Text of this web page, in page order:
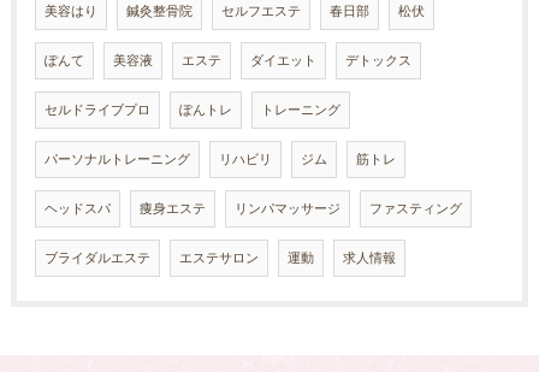
美容はり 鍼灸整骨院 セルフエステ 春日部 松伏
ぽんて 美容液 エステ ダイエット デトックス
セルドライブプロ ぽんトレ トレーニング
パーソナルトレーニング リハビリ ジム 筋トレ
ヘッドスパ 痩身エステ リンパマッサージ ファスティング
ブライダルエステ エステサロン 運動 求人情報